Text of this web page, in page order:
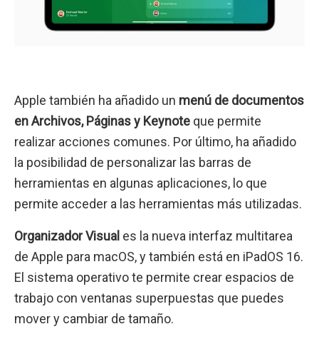
Apple también ha añadido un menú de documentos
en Archivos, Páginas y Keynote que permite
realizar acciones comunes. Por último, ha añadido
la posibilidad de personalizar las barras de
herramientas en algunas aplicaciones, lo que
permite acceder a las herramientas más utilizadas.
Organizador Visual es la nueva interfaz multitarea
de Apple para macOS, y también está en iPadOS 16.
El sistema operativo te permite crear espacios de
trabajo con ventanas superpuestas que puedes
mover y cambiar de tamaño.